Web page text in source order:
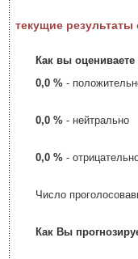
текущие результаты
Как вы
0,0 % -
0,0 % - нейтрально
0,0 % -
Число
Как Вы